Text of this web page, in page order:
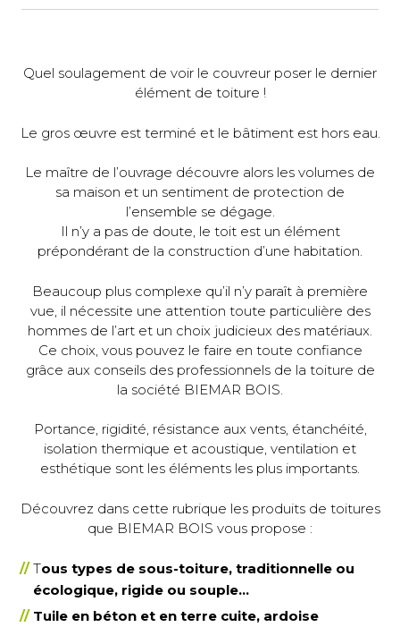
Quel soulagement de voir le couvreur poser le dernier
élément de toiture !
Le gros œuvre est terminé et le bâtiment est hors eau.
Le maître de l’ouvrage découvre alors les volumes de
sa maison et un sentiment de protection de
l’ensemble se dégage.
Il n’y a pas de doute, le toit est un élément
prépondérant de la construction d’une habitation.
Beaucoup plus complexe qu’il n’y paraît à première
vue, il nécessite une attention toute particulière des
hommes de l’art et un choix judicieux des matériaux.
Ce choix, vous pouvez le faire en toute confiance
grâce aux conseils des professionnels de la toiture de
la société BIEMAR BOIS.
Portance, rigidité, résistance aux vents, étanchéité,
isolation thermique et acoustique, ventilation et
esthétique sont les éléments les plus importants.
Découvrez dans cette rubrique les produits de toitures
que BIEMAR BOIS vous propose :
Tous types de sous-toiture, traditionnelle ou
écologique, rigide ou souple…
Tuile en béton et en terre cuite, ardoise